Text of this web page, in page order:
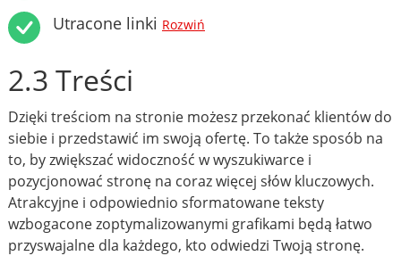
Utracone linki Rozwiń
2.3 Treści
Dzięki treściom na stronie możesz przekonać klientów do
siebie i przedstawić im swoją ofertę. To także sposób na
to, by zwiększać widoczność w wyszukiwarce i
pozycjonować stronę na coraz więcej słów kluczowych.
Atrakcyjne i odpowiednio sformatowane teksty
wzbogacone zoptymalizowanymi grafikami będą łatwo
przyswajalne dla każdego, kto odwiedzi Twoją stronę.